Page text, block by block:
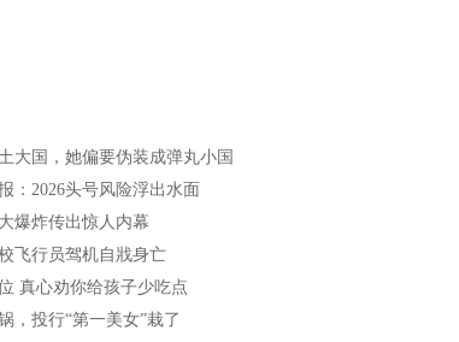
大国，她偏要伪装成弹丸小国
：2026头号风险浮出水面
爆炸传出惊人内幕
飞行员驾机自戕身亡
真心劝你给孩子少吃点
，投行“第一美女”栽了